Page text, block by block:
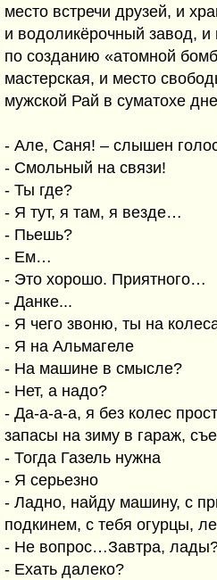
место встречи друзей, и
и водоликёрочный завод, и
по созданию «атомной
мастерская, и место
мужской Рай в суматохе
- Але, Саня! – слышен
- Смольный на связи!
- Ты где?
- Я тут, я там, я везде…
- Пьешь?
- Ем…
- Это хорошо. Приятного…
- Данке...
- Я чего звоню, ты на
- Я на Альмагеле
- На машине в смысле?
- Нет, а надо?
- Да-а-а-а, я без колес
запасы на зиму в гараж,
- Тогда Газель нужна
- Я серьезно
- Ладно, найду машину, с
подкинем, с тебя огурцы,
- Не вопрос…Завтра,
- Ехать далеко?